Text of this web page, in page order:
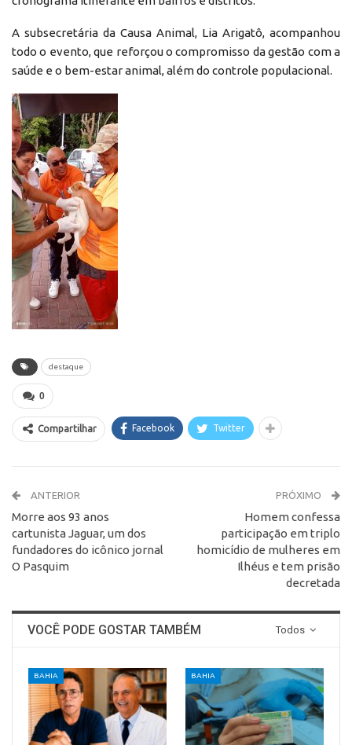
A subsecretária da Causa Animal, Lia Arigatô, acompanhou
todo o evento, que reforçou o compromisso da gestão com a
saúde e o bem-estar animal, além do controle populacional.
destaque
0
Compartilhar Facebook Twitter
ANTERIOR
Morre aos 93 anos
cartunista Jaguar, um dos
fundadores do icônico jornal
O Pasquim
PRÓXIMO
Homem confessa
participação em triplo
homicídio de mulheres em
Ilhéus e tem prisão
decretada
Todos
VOCÊ PODE GOSTAR TAMBÉM
BAHIA BAHIA